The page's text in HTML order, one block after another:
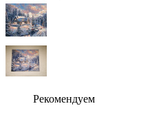
Рекомендуем